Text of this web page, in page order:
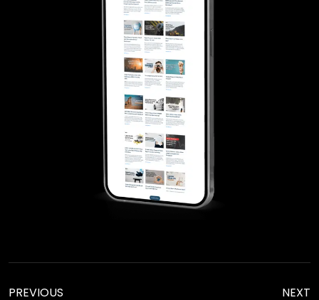
PREVIOUS NEXT